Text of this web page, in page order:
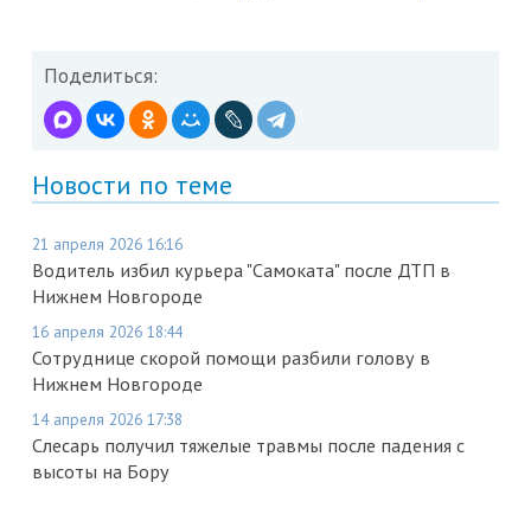
Поделиться:
Новости по теме
21 апреля 2026 16:16
Водитель избил курьера "Самоката" после ДТП в
Нижнем Новгороде
16 апреля 2026 18:44
Сотруднице скорой помощи разбили голову в
Нижнем Новгороде
14 апреля 2026 17:38
Слесарь получил тяжелые травмы после падения с
высоты на Бору